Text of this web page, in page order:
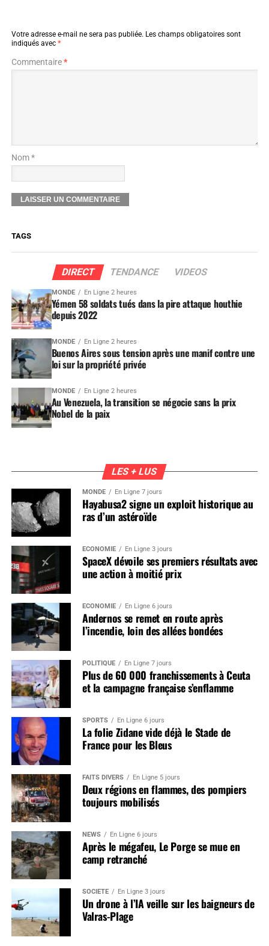
Votre adresse e-mail ne sera pas publiée. Les champs obligatoires sont
indiqués avec *
Commentaire*
Nom *
TAGS
DIRECT TENDANCE VIDEOS
MONDE En Ligne 2 heures
Yémen 58 soldats tués dans la pire attaque houthie
depuis 2022
MONDE En Ligne 2 heures
Buenos Aires sous tension après une manif contre une
loi sur la propriété privée
MONDE En Ligne 2 heures
Au Venezuela, la transition se négocie sans la prix
Nobel de la paix
LES + LUS
MONDE En Ligne 7 jours
Hayabusa2 signe un exploit historique au
ras d’un astéroïde
ÉCONOMIE En Ligne 3 jours
SpaceX dévoile ses premiers résultats avec
une action à moitié prix
ÉCONOMIE En Ligne 6 jours
Andernos se remet en route après
l’incendie, loin des allées bondées
POLITIQUE En Ligne 7 jours
Plus de 60 000 franchissements à Ceuta
et la campagne française s’enflamme
SPORTS En Ligne 6 jours
La folie Zidane vide déjà le Stade de
France pour les Bleus
FAITS DIVERS En Ligne 5 jours
Deux régions en flammes, des pompiers
toujours mobilisés
NEWS En Ligne 6 jours
Après le mégafeu, Le Porge se mue en
camp retranché
SOCIÉTÉ En Ligne 3 jours
Un drone à l’IA veille sur les baigneurs de
Valras-Plage